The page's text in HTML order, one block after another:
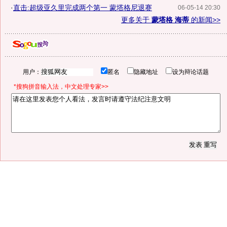
06-05-14 20:30
·直击:超级亚久里完成两个第一 蒙塔格尼退赛
更多关于 蒙塔格 海蒂 的新闻>>
用户： 匿名 隐藏地址 设为辩论话题
*搜狗拼音输入法，中文处理专家>>